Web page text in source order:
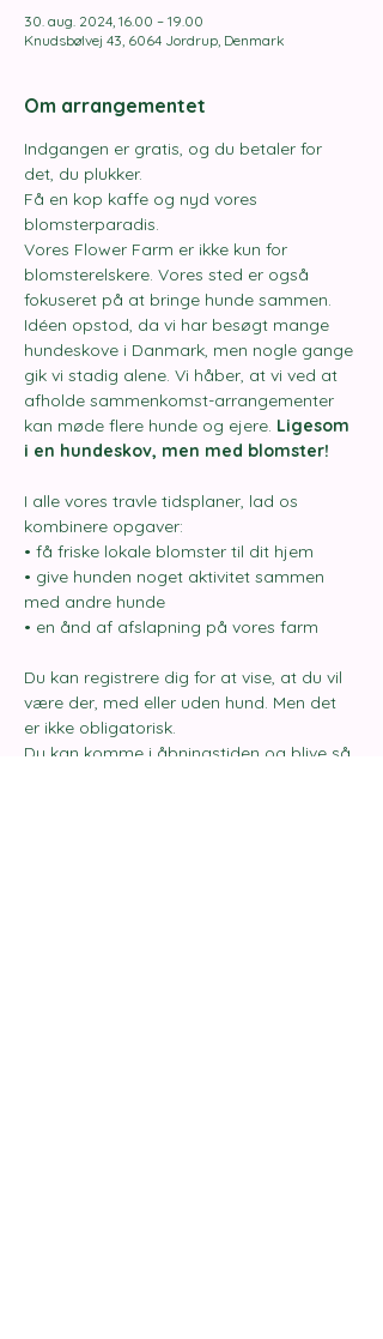
30. aug. 2024, 16.00 – 19.00
Knudsbølvej 43, 6064 Jordrup, Denmark
Om arrangementet
Indgangen er gratis, og du betaler for
det, du plukker.
Få en kop kaffe og nyd vores
blomsterparadis.
Vores Flower Farm er ikke kun for
blomsterelskere. Vores sted er også
fokuseret på at bringe hunde sammen.
Idéen opstod, da vi har besøgt mange
hundeskove i Danmark, men nogle gange
gik vi stadig alene. Vi håber, at vi ved at
afholde sammenkomst-arrangementer
kan møde flere hunde og ejere. Ligesom
i en hundeskov, men med blomster!
I alle vores travle tidsplaner, lad os
kombinere opgaver:
• få friske lokale blomster til dit hjem
• give hunden noget aktivitet sammen
med andre hunde
• en ånd af afslapning på vores farm
Du kan registrere dig for at vise, at du vil
være der, med eller uden hund. Men det
er ikke obligatorisk.
Du kan komme i åbningstiden og blive så